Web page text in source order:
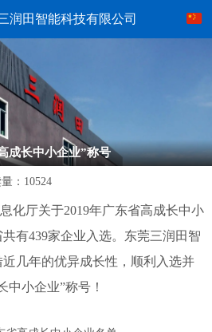
润田智能科技有限公司
成长中小企业”称号
： 10524
化厅关于2019年广东省高成长中小
有439家企业入选。东莞三润田智
几年的优异成长性，顺利入选并
中小企业”称号！